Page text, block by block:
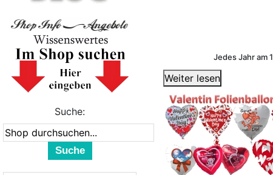
Jedes Jahr am
Weiter lesen
Suche:
Suche